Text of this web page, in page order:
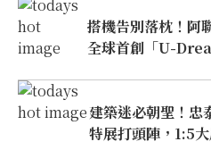
搭機告別落枕！阿
全球首創「U-
建築迷必朝聖！忠
特展打頭陣，1:5